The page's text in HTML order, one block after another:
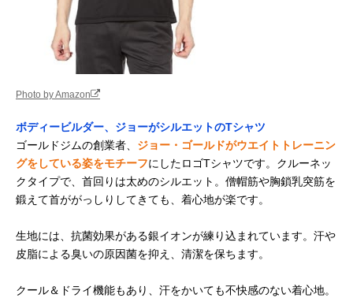
Amazonで見る
UAテック ショー
トスリーブTシャ
ツ 1358553
EMPT トレーニン
Amazonで見る
アディダス トレイ
ン エッセンシャル
ズ ストレッチ ト
レーニング
BXH44
腕を上げても着崩
れしにくいカッテ
ィング
（Amazon）
カット スリースト
ライプス IZA51
ン
ミズノプロ トレー
機能を持つミッド
（Amazon）
Photo by Amazon
ボディービルダー、ジョーがシルエットのTシャツ
ゴールドジムの創業者、 ジョー・ゴールドがウエイトトレーニン
グをしている姿をモチーフにしたロゴTシャツです。クルーネッ
クタイプで、首回りは太めのシルエット。僧帽筋や胸鎖乳突筋を
鍛えて首ががっしりしてきても、着心地が楽です。
生地には、抗菌効果がある銀イオンが練り込まれています。汗や
皮脂による臭いの原因菌を抑え、清潔を保ちます。
クール＆ドライ機能もあり、汗をかいても不快感のない着心地。